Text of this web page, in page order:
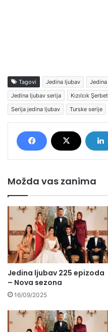
Tagovi Jedina ljubav
Jedina ljubav serija
Kızılcık
Serija jedina ljubav
Turske serije
Možda vas zanima
Jedina ljubav 225 epizoda
– Nova sezona
16/09/2025